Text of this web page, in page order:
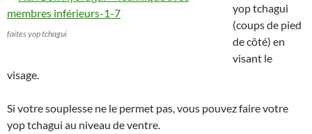
faites yop tchagui
yop tchagui
(coups de pied
de côté) en
visant le
visage.
Si votre souplesse ne le permet pas, vous pouvez faire votre
yop tchagui au niveau de ventre.